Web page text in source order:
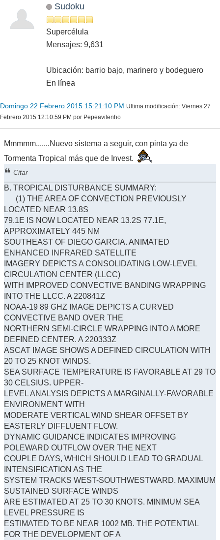
Sudoku
Supercélula
Mensajes: 9,631
Ubicación: barrio bajo, marinero y bodeguero
En línea
Domingo 22 Febrero 2015 15:21:10 PM Ultima modificación: Viernes 27
Febrero 2015 12:10:59 PM por Pepeavilenho
Mmmmm.......Nuevo sistema a seguir, con pinta ya de
Tormenta Tropical más que de Invest.
Citar
B. TROPICAL DISTURBANCE SUMMARY:
(1) THE AREA OF CONVECTION PREVIOUSLY
LOCATED NEAR 13.8S
79.1E IS NOW LOCATED NEAR 13.2S 77.1E,
APPROXIMATELY 445 NM
SOUTHEAST OF DIEGO GARCIA. ANIMATED
ENHANCED INFRARED SATELLITE
IMAGERY DEPICTS A CONSOLIDATING LOW-LEVEL
CIRCULATION CENTER (LLCC)
WITH IMPROVED CONVECTIVE BANDING WRAPPING
INTO THE LLCC. A 220841Z
NOAA-19 89 GHZ IMAGE DEPICTS A CURVED
CONVECTIVE BAND OVER THE
NORTHERN SEMI-CIRCLE WRAPPING INTO A MORE
DEFINED CENTER. A 220333Z
ASCAT IMAGE SHOWS A DEFINED CIRCULATION WITH
20 TO 25 KNOT WINDS.
SEA SURFACE TEMPERATURE IS FAVORABLE AT 29 TO
30 CELSIUS. UPPER-
LEVEL ANALYSIS DEPICTS A MARGINALLY-FAVORABLE
ENVIRONMENT WITH
MODERATE VERTICAL WIND SHEAR OFFSET BY
EASTERLY DIFFLUENT FLOW.
DYNAMIC GUIDANCE INDICATES IMPROVING
POLEWARD OUTFLOW OVER THE NEXT
COUPLE DAYS, WHICH SHOULD LEAD TO GRADUAL
INTENSIFICATION AS THE
SYSTEM TRACKS WEST-SOUTHWESTWARD. MAXIMUM
SUSTAINED SURFACE WINDS
ARE ESTIMATED AT 25 TO 30 KNOTS. MINIMUM SEA
LEVEL PRESSURE IS
ESTIMATED TO BE NEAR 1002 MB. THE POTENTIAL
FOR THE DEVELOPMENT OF A